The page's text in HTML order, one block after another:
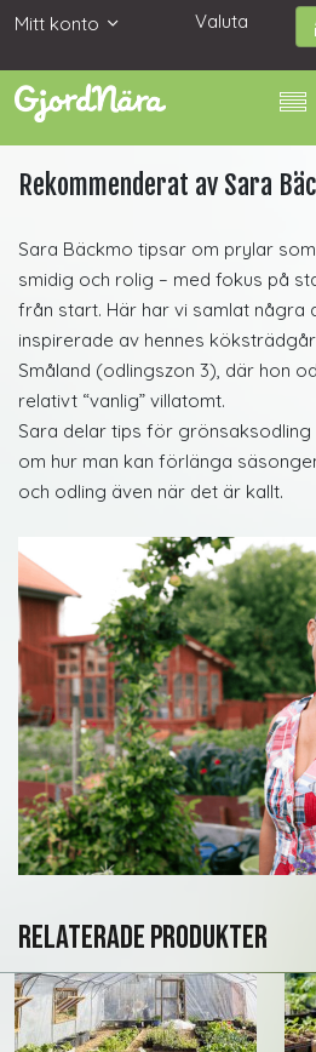
Mitt konto Valuta
Rekommenderat av Sara
Sara Bäckmo tipsar om prylar
smidig och rolig – med fokus på
från start. Här har vi samlat några
inspirerade av hennes
Småland (odlingszon 3), där hon
relativt “vanlig” villatomt.
Sara delar tips för
om hur man kan förlänga
och odling även när det är kallt.
Relaterade produkter